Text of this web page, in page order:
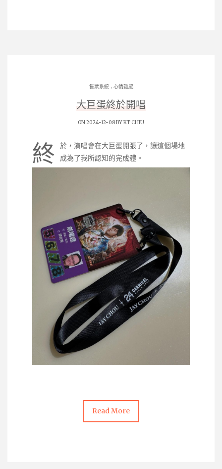
售票系統. 心情雜感
大巨蛋終於開唱
ON 2024-12-08 BYKT CHIU
終
於，演唱會在大巨蛋開張了，讓這個場地
成為了我所認知的完成體。
Read More